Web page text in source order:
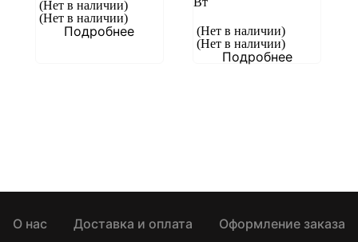
(Нет в наличии)
(Нет в наличии)
Подробнее
(Нет в наличии)
(Нет в наличии)
Подробнее
О нас Доставка и оплата Оформление заказа